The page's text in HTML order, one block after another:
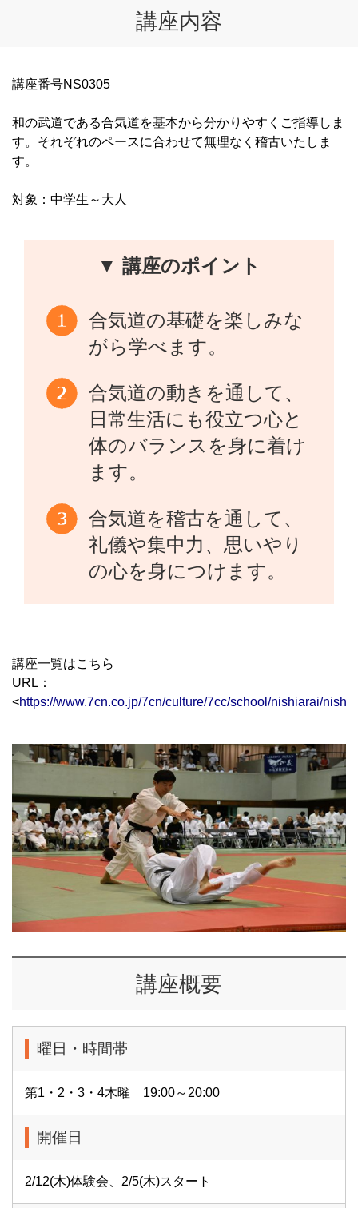
講座内容
講座番号NS0305
和の武道である合気道を基本から分かりやすくご指導しま
す。それぞれのペースに合わせて無理なく稽古いたしま
す。
対象：中学生～大人
▼ 講座のポイント
合気道の基礎を楽しみな
がら学べます。
合気道の動きを通して、
日常生活にも役立つ心と
体のバランスを身に着け
ます。
合気道を稽古を通して、
礼儀や集中力、思いやり
の心を身につけます。
講座一覧はこちら
URL：
<https://www.7cn.co.jp/7cn/culture/7cc/school/nishiarai/
講座概要
曜日・時間帯
第1・2・3・4木曜 19:00～20:00
開催日
2/12(木)体験会、2/5(木)スタート